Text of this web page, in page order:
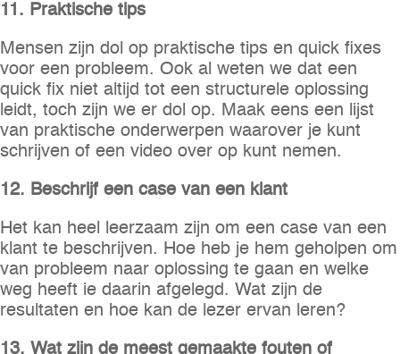
11. Praktische tips
Mensen zijn dol op praktische tips en quick fixes
voor een probleem. Ook al weten we dat een
quick fix niet altijd tot een structurele oplossing
leidt, toch zijn we er dol op. Maak eens een lijst
van praktische onderwerpen waarover je kunt
schrijven of een video over op kunt nemen.
12. Beschrijf een case van een klant
Het kan heel leerzaam zijn om een case van een
klant te beschrijven. Hoe heb je hem geholpen om
van probleem naar oplossing te gaan en welke
weg heeft ie daarin afgelegd. Wat zijn de
resultaten en hoe kan de lezer ervan leren?
13. Wat zijn de meest gemaakte fouten of